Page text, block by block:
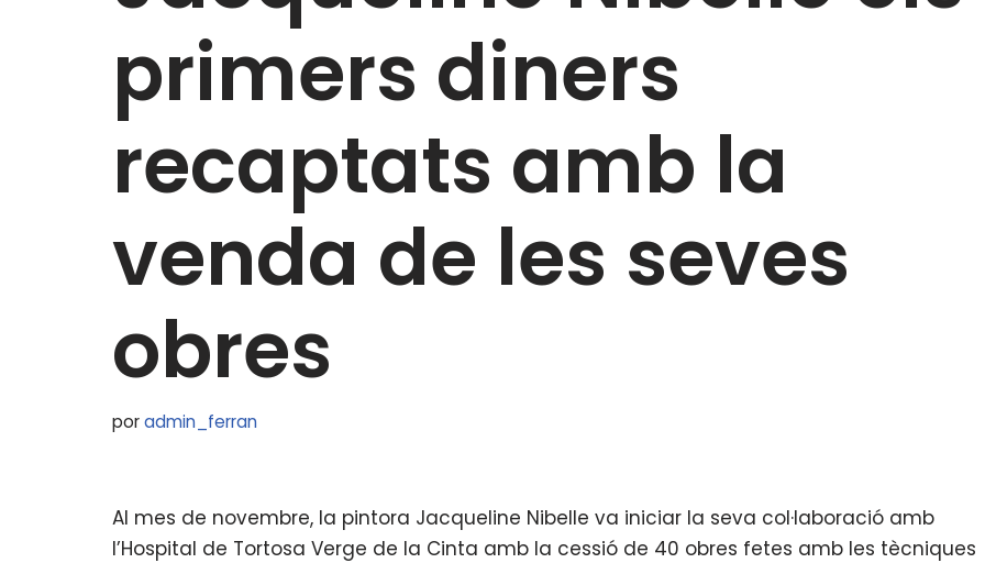
primers diners
recaptats amb la
venda de les seves
obres
poradmin_ferran
Al mes de novembre, la pintora Jacqueline Nibelle va iniciar la seva col·laboració amb
l’Hospital de Tortosa Verge de la Cinta amb la cessió de 40 obres fetes amb les tècniques